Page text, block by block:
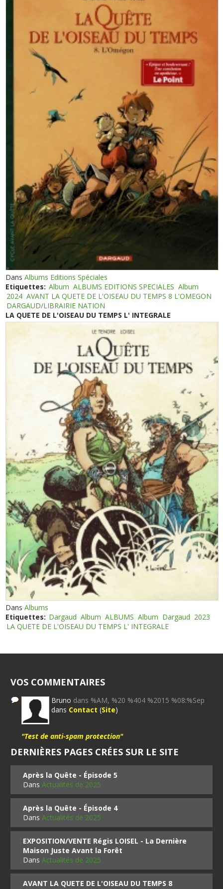
DansAlbums Editions Spéciales
Etiquettes: Album ALBUMS EDITIONS SPECIALES Album
2024 AVANT LA QUETE DE L'OISEAU DU TEMPS 8 L'OMEGON
DARGAUD/LIBRAIRIE NATION
LA QUETE DE L'OISEAU DU TEMPS L' INTEGRALE
DansAlbums
Etiquettes: Dargaud Album ALBUMS Album Dargaud 2023
LA QUETE DE L'OISEAU DU TEMPS L' INTEGRALE
VOS COMMENTAIRES
Bruno dans %AM, %20 %404 %2015 %08:%Sep
dans Contact (Site)
"Test de anti-spam protection"
DERNIÈRES PAGES CRÉES SUR LE SITE
Après la Quête - Épisode 5
DansActualités de 2025
Après la Quête - Épisode 4
DansActualités de 2025
EXPOSITION/VENTE Régis LOISEL - La Dernière
Maison Juste Avant la Forêt
DansActualités de 2025
AVANT LA QUETE DE L'OISEAU DU TEMPS 8